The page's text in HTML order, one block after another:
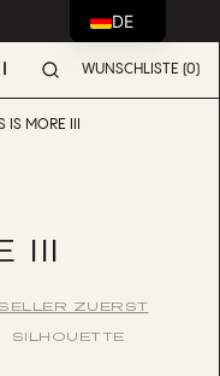
WUNSCHLISTE (0)
IS MORE III
III
ZUERST
SILHOUETTE
DE